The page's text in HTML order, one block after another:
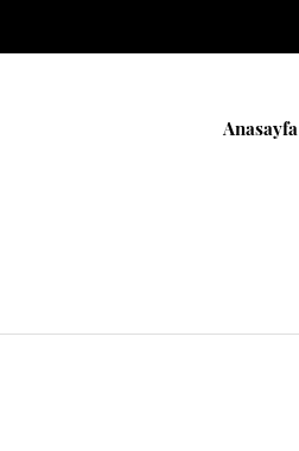
Anasayfa